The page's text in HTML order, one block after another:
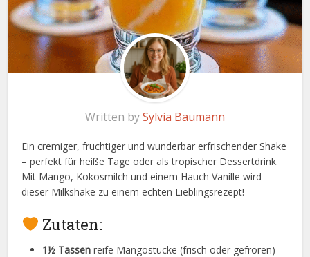
Written bySylvia Baumann
Ein cremiger, fruchtiger und wunderbar erfrischender Shake
– perfekt für heiße Tage oder als tropischer Dessertdrink.
Mit Mango, Kokosmilch und einem Hauch Vanille wird
dieser Milkshake zu einem echten Lieblingsrezept!
Zutaten:
1½ Tassen reife Mangostücke (frisch oder gefroren)